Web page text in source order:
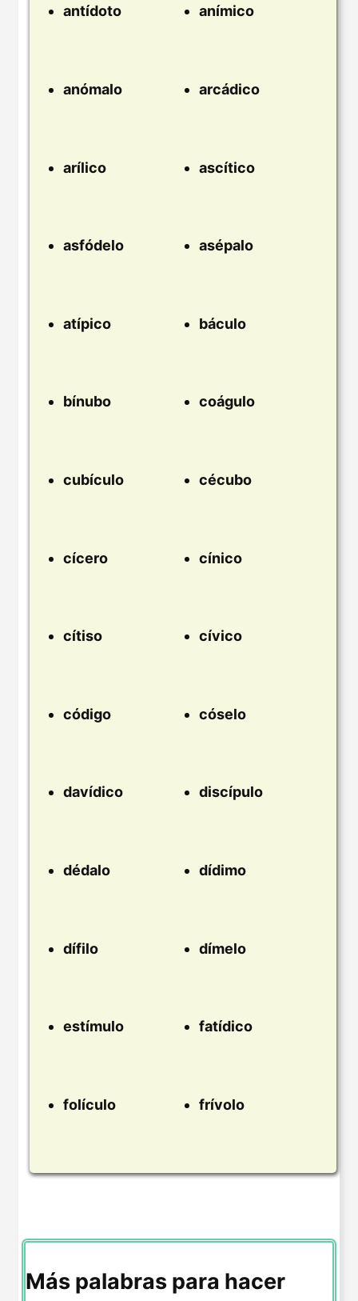
antídoto anímico
anómalo arcádico
arílico ascítico
asfódelo asépalo
atípico báculo
bínubo coágulo
cubículo cécubo
cícero cínico
cítiso cívico
código cóselo
davídico discípulo
dédalo dídimo
dífilo dímelo
estímulo fatídico
folículo frívolo
Más palabras para hacer